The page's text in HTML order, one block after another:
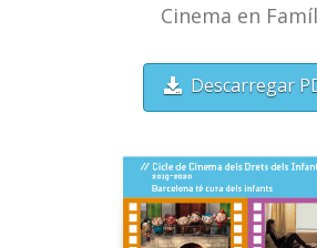
Cinema en
Descarregar